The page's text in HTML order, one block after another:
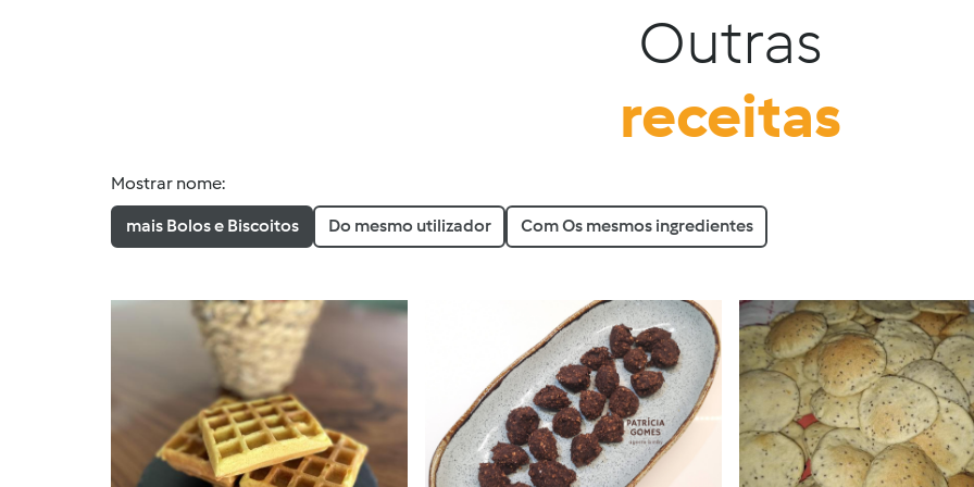
Outras
receitas
Mostrar nome:
mais Bolos e Biscoitos Do mesmo utilizador Com Os mesmos ingredientes